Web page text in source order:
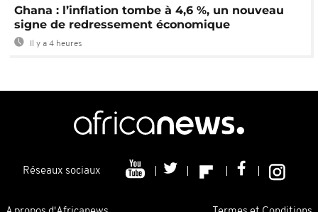
Ghana : l’inflation tombe à 4,6 %, un nouveau
signe de redressement économique
Il y a 4 heures
Réseaux sociaux